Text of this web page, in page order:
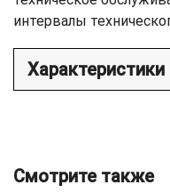
интервалы
Характеристики
Смотрите также